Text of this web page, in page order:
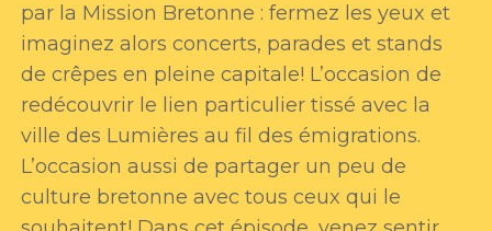
par la Mission Bretonne : fermez les yeux et
imaginez alors concerts, parades et stands
de crêpes en pleine capitale! L’occasion de
redécouvrir le lien particulier tissé avec la
ville des Lumières au fil des émigrations.
L’occasion aussi de partager un peu de
culture bretonne avec tous ceux qui le